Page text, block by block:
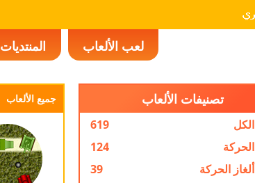
لعب الألعاب المنتديات
تصنيفات الألعاب
الكل
619
الحركة
124
ألغاز الحركة
39
جميع الألعاب